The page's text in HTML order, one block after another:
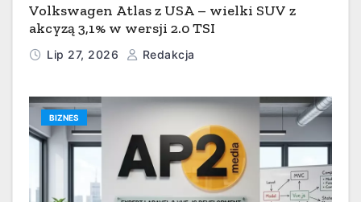
Volkswagen Atlas z USA – wielki SUV z
akcyzą 3,1% w wersji 2.0 TSI
Lip 27, 2026 Redakcja
BIZNES